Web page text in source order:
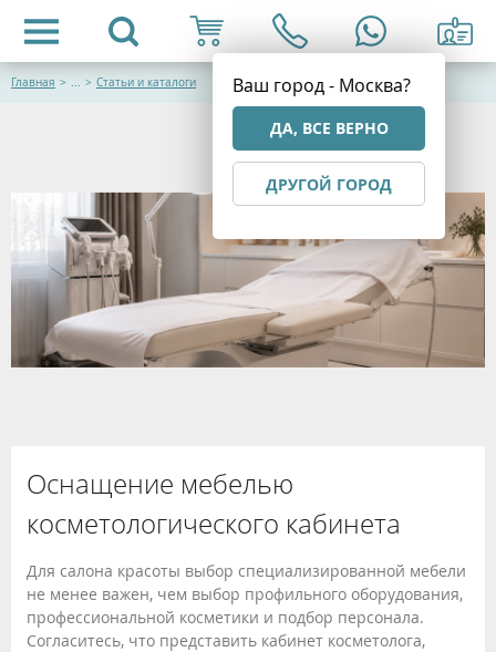
Ваш город - Москва?
ДА, ВСЕ ВЕРНО
ДРУГОЙ ГОРОД
Главная > ... > Статьи и каталоги
Оснащение мебелью
косметологического кабинета
Для салона красоты выбор специализированной мебели
не менее важен, чем выбор профильного оборудования,
профессиональной косметики и подбор персонала.
Согласитесь, что представить кабинет косметолога,